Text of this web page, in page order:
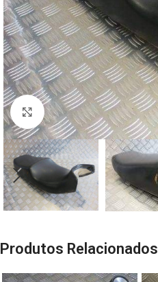
Click to enlarge
Produtos Relacionados